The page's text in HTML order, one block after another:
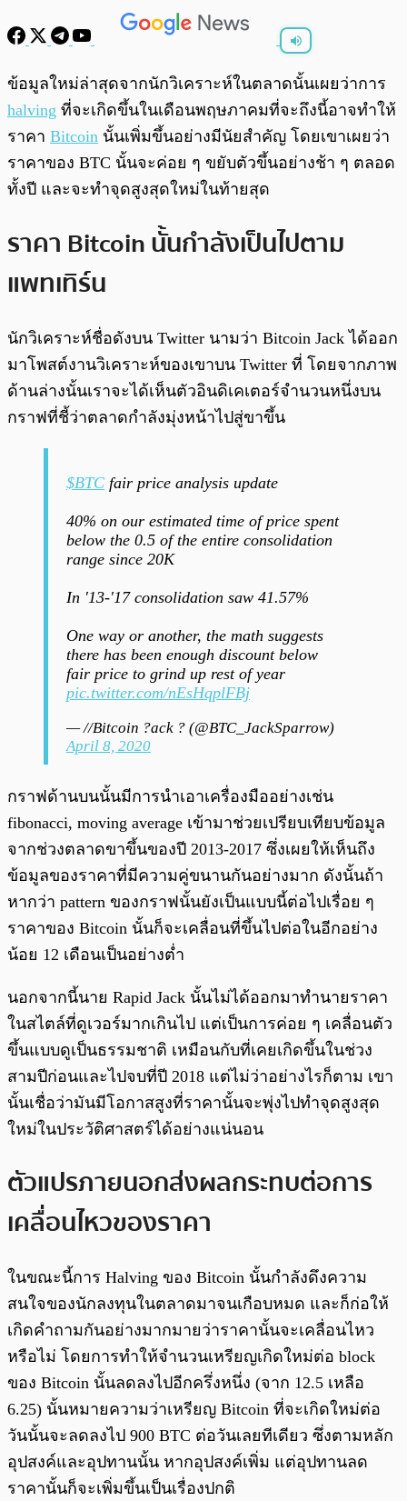
พร้อมเล่น 0:00
ข้อมูลใหม่ล่าสุดจากนักวิเคราะห์ในตลาดนั้นเผยว่าการ
halving ที่จะเกิดขึ้นในเดือนพฤษภาคมที่จะถึงนี้อาจทำให้
ราคา Bitcoin นั้นเพิ่มขึ้นอย่างมีนัยสำคัญ โดยเขาเผยว่า
ราคาของ BTC นั้นจะค่อย ๆ ขยับตัวขึ้นอย่างช้า ๆ ตลอด
ทั้งปี และจะทำจุดสูงสุดใหม่ในท้ายสุด
ราคา Bitcoin นั้นกำลังเป็นไปตาม
แพทเทิร์น
นักวิเคราะห์ชื่อดังบน Twitter นามว่า Bitcoin Jack ได้ออก
มาโพสต์งานวิเคราะห์ของเขาบน Twitter ที่ โดยจากภาพ
ด้านล่างนั้นเราจะได้เห็นตัวอินดิเคเตอร์จำนวนหนึ่งบน
กราฟที่ชี้ว่าตลาดกำลังมุ่งหน้าไปสู่ขาขึ้น
$BTC fair price analysis update
40% on our estimated time of price spent
below the 0.5 of the entire consolidation
range since 20K
In '13-'17 consolidation saw 41.57%
One way or another, the math suggests
there has been enough discount below
fair price to grind up rest of year
pic.twitter.com/nEsHqplFBj
— //Bitcoin ?ack ? (@BTC_JackSparrow)
April 8, 2020
กราฟด้านบนนั้นมีการนำเอาเครื่องมืออย่างเช่น
fibonacci, moving average เข้ามาช่วยเปรียบเทียบข้อมูล
จากช่วงตลาดขาขึ้นของปี 2013-2017 ซึ่งเผยให้เห็นถึง
ข้อมูลของราคาที่มีความคู่ขนานกันอย่างมาก ดังนั้นถ้า
หากว่า pattern ของกราฟนั้นยังเป็นแบบนี้ต่อไปเรื่อย ๆ
ราคาของ Bitcoin นั้นก็จะเคลื่อนที่ขึ้นไปต่อในอีกอย่าง
น้อย 12 เดือนเป็นอย่างต่ำ
นอกจากนี้นาย Rapid Jack นั้นไม่ได้ออกมาทำนายราคา
ในสไตล์ที่ดูเวอร์มากเกินไป แต่เป็นการค่อย ๆ เคลื่อนตัว
ขึ้นแบบดูเป็นธรรมชาติ เหมือนกับที่เคยเกิดขึ้นในช่วง
สามปีก่อนและไปจบที่ปี 2018 แต่ไม่ว่าอย่างไรก็ตาม เขา
นั้นเชื่อว่ามันมีโอกาสสูงที่ราคานั้นจะพุ่งไปทำจุดสูงสุด
ใหม่ในประวัติศาสตร์ได้อย่างแน่นอน
ตัวแปรภายนอกส่งผลกระทบต่อการ
เคลื่อนไหวของราคา
ในขณะนี้การ Halving ของ Bitcoin นั้นกำลังดึงความ
สนใจของนักลงทุนในตลาดมาจนเกือบหมด และก็ก่อให้
เกิดคำถามกันอย่างมากมายว่าราคานั้นจะเคลื่อนไหว
หรือไม่ โดยการทำให้จำนวนเหรียญเกิดใหม่ต่อ block
ของ Bitcoin นั้นลดลงไปอีกครึ่งหนึ่ง (จาก 12.5 เหลือ
6.25) นั้นหมายความว่าเหรียญ Bitcoin ที่จะเกิดใหม่ต่อ
วันนั้นจะลดลงไป 900 BTC ต่อวันเลยทีเดียว ซึ่งตามหลัก
อุปสงค์และอุปทานนั้น หากอุปสงค์เพิ่ม แต่อุปทานลด
ราคานั้นก็จะเพิ่มขึ้นเป็นเรื่องปกติ